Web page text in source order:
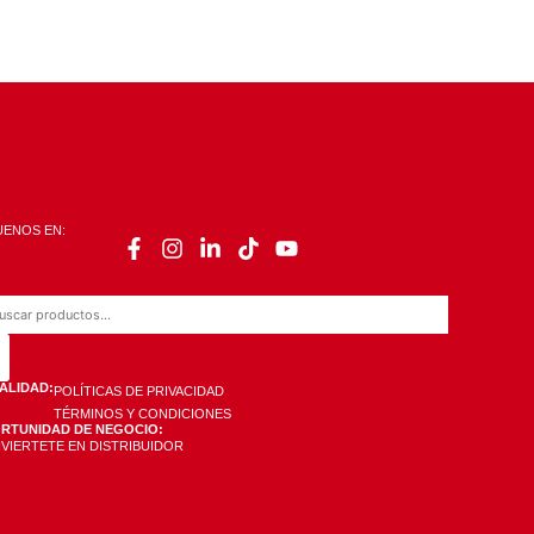
EN:
POLÍTICAS DE PRIVACIDAD
TÉRMINOS Y CONDICIONES
DE NEGOCIO:
EN DISTRIBUIDOR